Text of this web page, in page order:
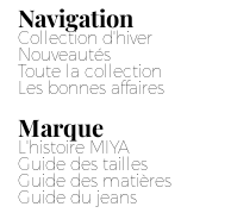
Navigation
Collection d'hiver
Nouveautés
Toute la collection
Les bonnes affaires
Marque
L'histoire MIYA
Guide des tailles
Guide des matières
Guide du jeans